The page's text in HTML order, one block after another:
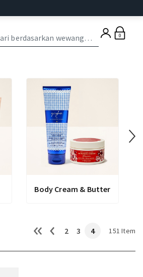
0
Body Cream & Butter
2 3 4 151 Item